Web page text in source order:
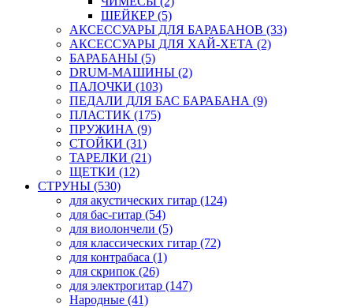
ШЕЙКЕР (5)
АКСЕССУАРЫ ДЛЯ БАРАБАНОВ (33)
АКСЕССУАРЫ ДЛЯ ХАЙ-ХЕТА (2)
БАРАБАНЫ (5)
DRUM-МАШИНЫ (2)
ПАЛОЧКИ (103)
ПЕДАЛИ ДЛЯ БАС БАРАБАНА (9)
ПЛАСТИК (175)
ПРУЖИНА (9)
СТОЙКИ (31)
ТАРЕЛКИ (21)
ЩЕТКИ (12)
СТРУНЫ (530)
для акустических гитар (124)
для бас-гитар (54)
для виолончели (5)
для классических гитар (72)
для контрабаса (1)
для скрипок (26)
для электрогитар (147)
Народные (41)